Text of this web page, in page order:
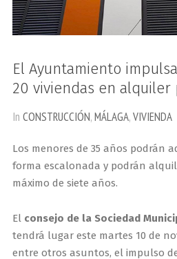
El Ayuntamiento
20 viviendas en alquiler
In CONSTRUCCIÓN,MÁLAGA,VIVIENDA
Los menores de 35 años podrán
forma escalonada y podrán
máximo de siete años.
El consejo de la Sociedad
tendrá lugar este martes 10 de
entre otros asuntos, el impulso